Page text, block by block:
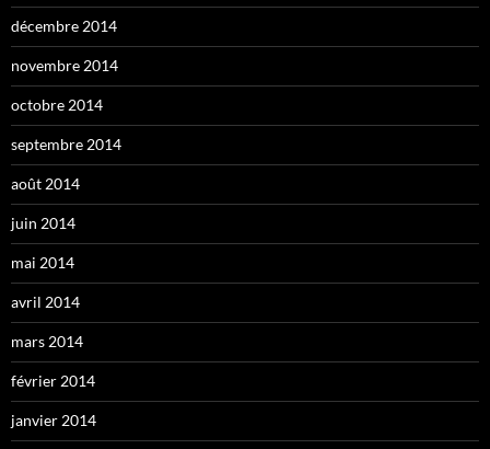
décembre 2014
novembre 2014
octobre 2014
septembre 2014
août 2014
juin 2014
mai 2014
avril 2014
mars 2014
février 2014
janvier 2014